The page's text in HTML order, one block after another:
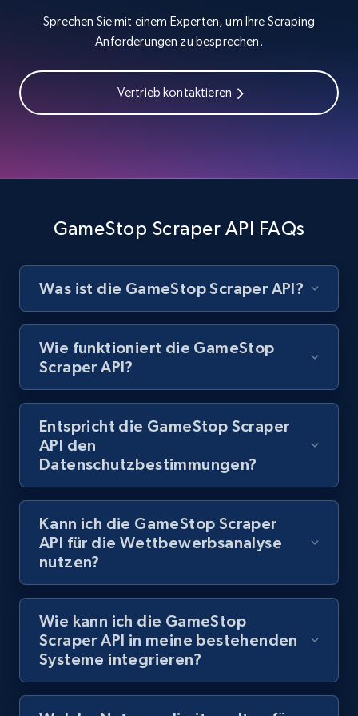
more.
1.2K+ 208+ Gratis testen
URL, Product id, Title, Images, Final price,
1.1K+ 149+ Gratis testen
Best Buy products - Collect data on
URL, Product id, Title, Images, Final price,
Currency, Discount, Initial price, and more.
1.1K+ 149+ Gratis testen
Lazada - Products
URL, Title, Rating, Reviews, Initial price, Final
price, Currency, Stock, and more.
991+ 165+ Gratis testen
Lazada - Products - Discover products by
keyword
Sprechen Sie mit einem Experten, um Ihre Scraping
Anforderungen zu besprechen.
Vertrieb kontaktieren
GameStop Scraper API FAQs
Was ist die GameStop Scraper API?
Wie funktioniert die GameStop
Scraper API?
Entspricht die GameStop Scraper
API den
Datenschutzbestimmungen?
Kann ich die GameStop Scraper
API für die Wettbewerbsanalyse
nutzen?
Wie kann ich die GameStop
Scraper API in meine bestehenden
Systeme integrieren?